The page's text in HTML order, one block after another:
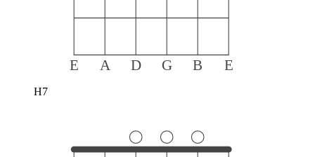
E A D G B E
H7